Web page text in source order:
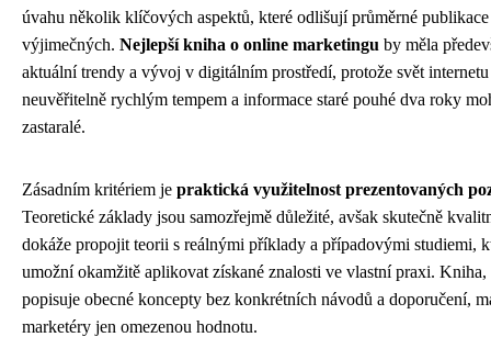
úvahu několik klíčových aspektů, které odlišují průměrné publikace
výjimečných. Nejlepší kniha o online marketingu by měla
aktuální trendy a vývoj v digitálním prostředí, protože svět internetu
neuvěřitelně rychlým tempem a informace staré pouhé dva roky
zastaralé.
Zásadním kritériem je praktická využitelnost prezentovaných
Teoretické základy jsou samozřejmě důležité, avšak skutečně
dokáže propojit teorii s reálnými příklady a případovými studiemi,
umožní okamžitě aplikovat získané znalosti ve vlastní praxi. Kniha,
popisuje obecné koncepty bez konkrétních návodů a doporučení,
marketéry jen omezenou hodnotu.